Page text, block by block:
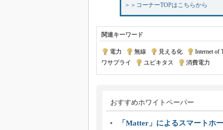
＞＞コーナーTOPはこちらから
関連キーワード
電力 無線 見える化 Internet of
ワサプライ
ユビキタス 消費電力
おすすめホワイトペーパー
「Matter」によるスマートホ